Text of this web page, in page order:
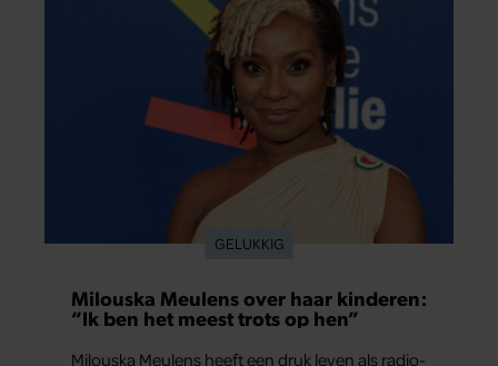
GELUKKIG
Milouska Meulens over haar kinderen:
“Ik ben het meest trots op hen”
Milouska Meulens heeft een druk leven als radio-